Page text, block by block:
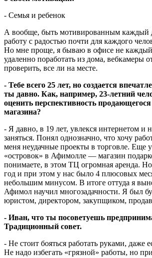
- Семья и ребенок
А вообще, быть мотивированным каждый
работу с радостью почти для каждого
Но мне проще, я бываю в офисе не
удаленно поработать из дома, вебкамеры
проверить, все ли на месте.
- Тебе всего 25 лет, но создается
ты давно. Как, например, 23-летний
оценить перспективность
магазина?
- Я давно, в 19 лет, увлекся интернетом и
заняться. Понял однозначно, что хочу
меня неудачные проекты в торговле. Еще
«островок» в Афимолле — магазин
понимаете, в этом ТЦ огромная аренда.
год и при этом у нас было 4 плюсовых
небольшим минусом. В итоге оттуда я
Афимол научил многозадачности. Я был
юристом, директором, закупщиком,
- Иван, что ты посоветуешь
Традиционный совет.
- Не стоит бояться работать руками, даже
Не надо избегать «грязной» работы, но